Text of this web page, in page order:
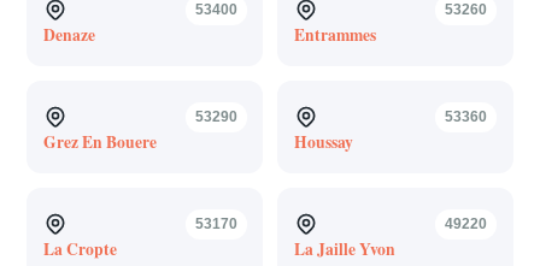
53400
Denaze
53260
Entrammes
53290
Grez En Bouere
53360
Houssay
53170
La Cropte
49220
La Jaille Yvon